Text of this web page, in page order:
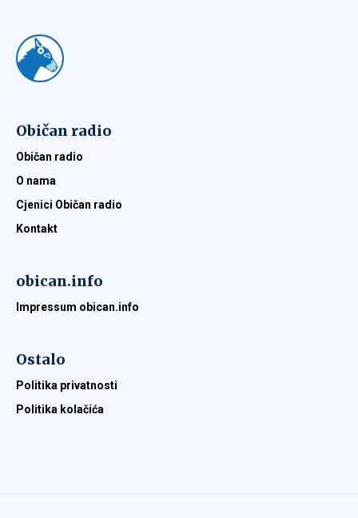
Običan radio
Običan radio
O nama
Cjenici Običan radio
Kontakt
obican.info
Impressum obican.info
Ostalo
Politika privatnosti
Politika kolačića